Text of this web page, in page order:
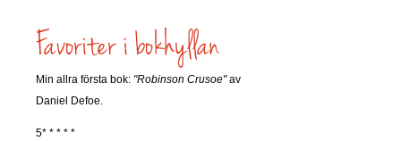
Min allra första bok: "Robinson Crusoe"av
Daniel Defoe.
5* * * * *